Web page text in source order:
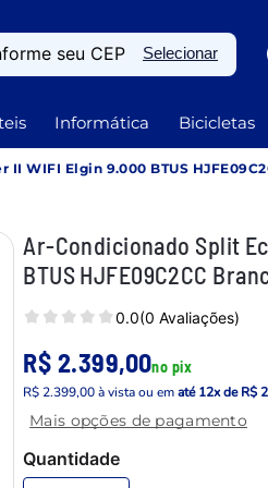
seu CEP Selecionar
Informática Bicicletas
WIFI Elgin 9.000 BTUS
Ar-Condicionado Split
BTUS HJFE09C2CC
0.0(0 Avaliações)
R$ 2.399,00no pix
R$ 2.399,00à vistaou ematé12x de R$
Mais opções de pagamento
Quantidade